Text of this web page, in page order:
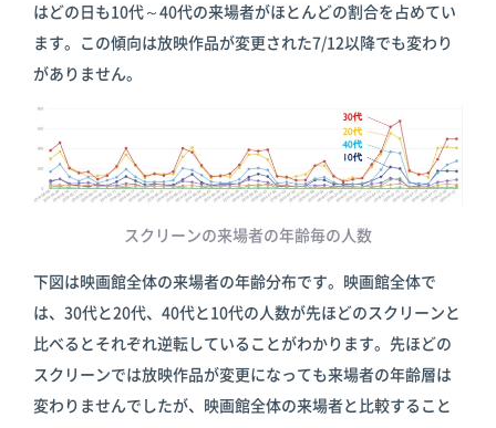
はどの日も10代～40代の来場者がほとんどの割合を占めてい
ます。この傾向は放映作品が変更された7/12以降でも変わり
がありません。
スクリーンの来場者の年齢毎の人数
下図は映画館全体の来場者の年齢分布です。映画館全体で
は、30代と20代、40代と10代の人数が先ほどのスクリーンと
比べるとそれぞれ逆転していることがわかります。先ほどの
スクリーンでは放映作品が変更になっても来場者の年齢層は
変わりませんでしたが、映画館全体の来場者と比較すること